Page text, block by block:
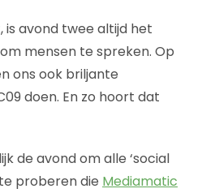
is avond twee altijd het
mensen te spreken. Op
ons ook briljante
doen. En zo hoort dat
de avond om alle ‘social
proberen die Mediamatic